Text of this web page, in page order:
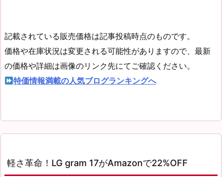
記載されている販売価格は記事投稿時点のものです。
価格や在庫状況は変更される可能性がありますので、最新
の価格や詳細は画像のリンク先にてご確認ください。
特価情報満載の人気ブログランキングへ
軽さ革命！LG gram 17がAmazonで22%OFF